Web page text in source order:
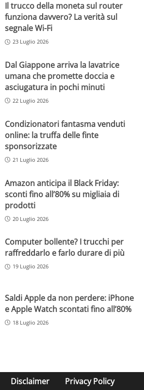
Il trucco della moneta sul router
funziona davvero? La verità sul
segnale Wi-Fi
23 Luglio 2026
Dal Giappone arriva la lavatrice
umana che promette doccia e
asciugatura in pochi minuti
22 Luglio 2026
Condizionatori fantasma venduti
online: la truffa delle finte
sponsorizzate
21 Luglio 2026
Amazon anticipa il Black Friday:
sconti fino all’80% su migliaia di
prodotti
20 Luglio 2026
Computer bollente? I trucchi per
raffreddarlo e farlo durare di più
19 Luglio 2026
Saldi Apple da non perdere: iPhone
e Apple Watch scontati fino all’80%
18 Luglio 2026
Disclaimer Privacy Policy